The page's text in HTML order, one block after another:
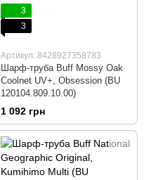
3
3
Артикул: 8428927358783
Шарф-труба Buff Mossy Oak
Coolnet UV+, Obsession (BU
120104.809.10.00)
1 092 грн